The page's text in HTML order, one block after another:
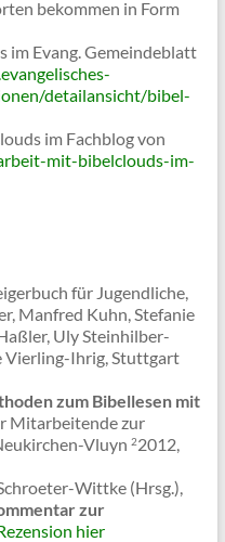
bekommen in Form
im Evang. Gemeindeblatt
detailansicht/bibel-
im Fachblog von
mit-bibelclouds-im-
für Jugendliche,
Manfred Kuhn, Stefanie
Uly Steinhilber-
Vierling-Ihrig, Stuttgart
zum Bibellesen mit
Mitarbeitende zur
Vluyn 22012,
Wittke (Hrsg.),
zur
hier